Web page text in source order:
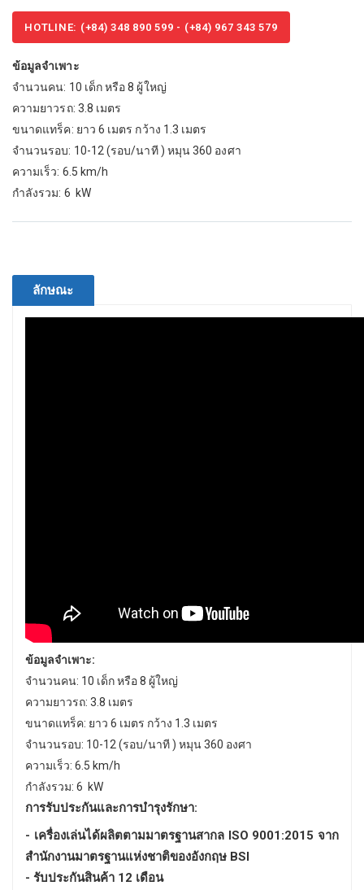
HOTLINE: (+84) 348 890 599 - (+84) 967 343 579
ข้อมูลจำเพาะ
จำนวนคน: 10 เด็ก หรือ 8 ผู้ใหญ่
ความยาวรถ: 3.8 เมตร
ขนาดแทร็ค: ยาว 6 เมตร กว้าง 1.3 เมตร
จำนวนรอบ: 10-12 (รอบ/นาที ) หมุน 360 องศา
ความเร็ว: 6.5 km/h
กำลังรวม: 6 kW
ลักษณะ
ข้อมูลจำเพาะ:
จำนวนคน: 10 เด็ก หรือ 8 ผู้ใหญ่
ความยาวรถ: 3.8 เมตร
ขนาดแทร็ค: ยาว 6 เมตร กว้าง 1.3 เมตร
จำนวนรอบ: 10-12 (รอบ/นาที ) หมุน 360 องศา
ความเร็ว: 6.5 km/h
กำลังรวม: 6 kW
การรับประกันและการบำรุงรักษา:
- เครื่องเล่นได้ผลิตตามมาตรฐานสากล ISO 9001:2015 จาก
สำนักงานมาตรฐานแห่งชาติของอังกฤษ BSI
- รับประกันสินค้า 12 เดือน